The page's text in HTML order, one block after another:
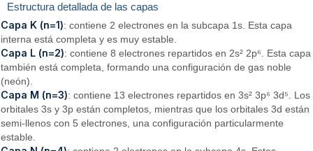
Estructura detallada de las capas
Capa K (n=1): contiene 2 electrones en la subcapa 1s. Esta capa
interna está completa y es muy estable.
Capa L (n=2): contiene 8 electrones repartidos en 2s² 2p⁶. Esta capa
también está completa, formando una configuración de gas noble
(neón).
Capa M (n=3): contiene 13 electrones repartidos en 3s² 3p⁶ 3d⁵. Los
orbitales 3s y 3p están completos, mientras que los orbitales 3d están
semi-llenos con 5 electrones, una configuración particularmente
estable.